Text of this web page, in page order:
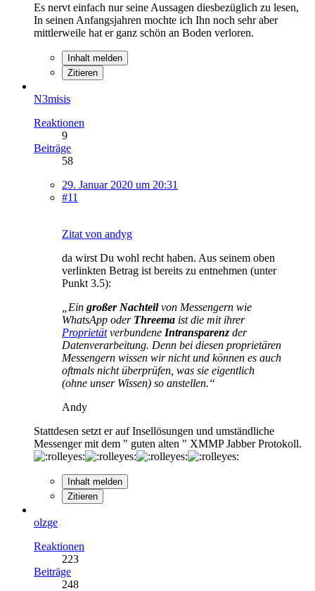
Es nervt einfach nur seine Aussagen diesbezüglich zu lesen,
In seinen Anfangsjahren mochte ich Ihn noch sehr aber
mittlerweile hat er ganz schön an Boden verloren.
Inhalt melden
Zitieren
N3misis
Reaktionen
9
Beiträge
58
29. Januar 2020 um 20:31
#11
Zitat von andyg
da wirst Du wohl recht haben. Aus seinem oben
verlinkten Betrag ist bereits zu entnehmen (unter
Punkt 3.5):
„Ein großer Nachteilvon Messengern wie
WhatsApp oder Threema ist die mit ihrer
Proprietätverbundene Intransparenz der
Datenverarbeitung. Denn bei diesen proprietären
Messengern wissen wir nicht und können es auch
oftmals nicht überprüfen, was sie eigentlich
(ohne unser Wissen) so anstellen.“
Andy
Stattdesen setzt er auf Insellösungen und umständliche
Messenger mit dem " guten alten " XMMP Jabber Protokoll.
Inhalt melden
Zitieren
olzge
Reaktionen
223
Beiträge
248